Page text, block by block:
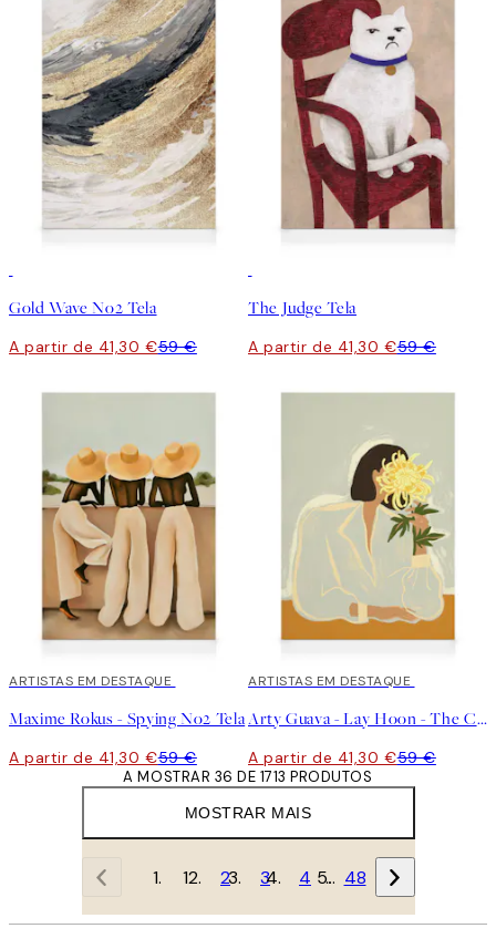
Gold Wave No2 Tela
A partir de 41,30 €59 €
The Judge Tela
A partir de 41,30 €59 €
30%*
ARTISTAS EM DESTAQUE
Maxime Rokus - Spying No2 Tela
A partir de 41,30 €59 €
30%*
ARTISTAS EM DESTAQUE
Arty Guava - Lay Hoon - The Chrysanthemum Tela
A partir de 41,30 €59 €
MOSTRAR MAIS
A MOSTRAR 36 DE 1713 PRODUTOS
1 2 3 4 … 48